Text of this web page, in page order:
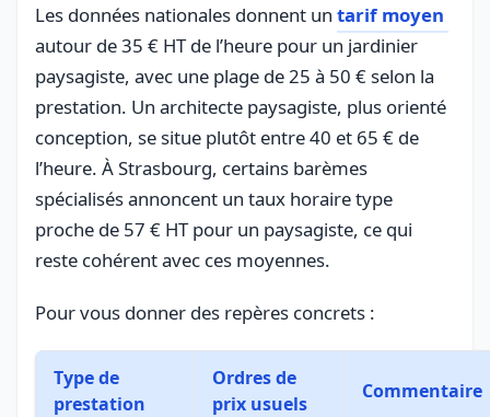
Les données nationales donnent un tarif moyen
autour de 35 € HT de l’heure pour un jardinier
paysagiste, avec une plage de 25 à 50 € selon la
prestation. Un architecte paysagiste, plus orienté
conception, se situe plutôt entre 40 et 65 € de
l’heure. À Strasbourg, certains barèmes
spécialisés annoncent un taux horaire type
proche de 57 € HT pour un paysagiste, ce qui
reste cohérent avec ces moyennes.
Pour vous donner des repères concrets :
Type de
prestation
Ordres de
prix usuels
Commentaire